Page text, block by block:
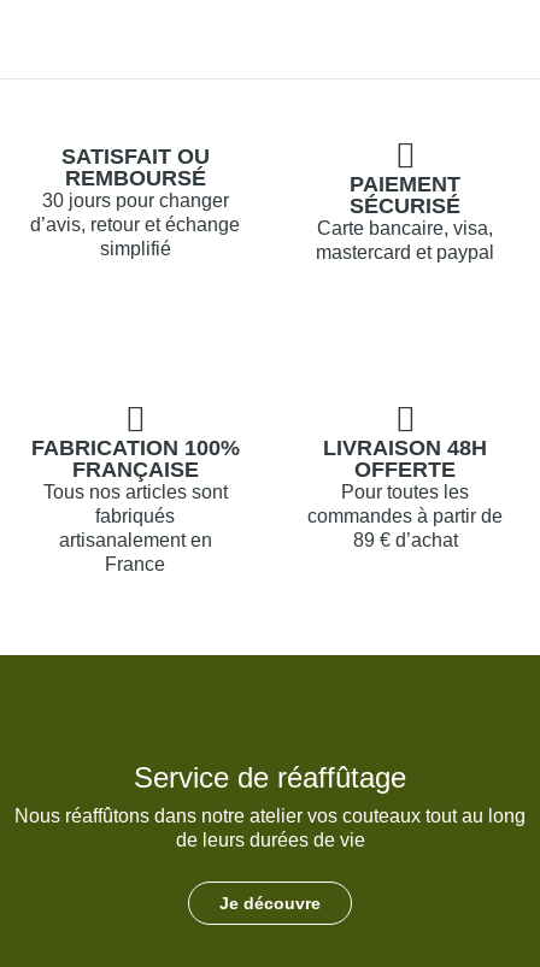
SATISFAIT OU
REMBOURSÉ
30 jours pour changer
d’avis, retour et échange
simplifié
PAIEMENT
SÉCURISÉ
Carte bancaire, visa,
mastercard et paypal
FABRICATION 100%
FRANÇAISE
Tous nos articles sont
fabriqués
artisanalement en
France
LIVRAISON 48H
OFFERTE
Pour toutes les
commandes à partir de
89 € d’achat
Service de réaffûtage
Nous réaffûtons dans notre atelier vos couteaux tout au long
de leurs durées de vie
Je découvre